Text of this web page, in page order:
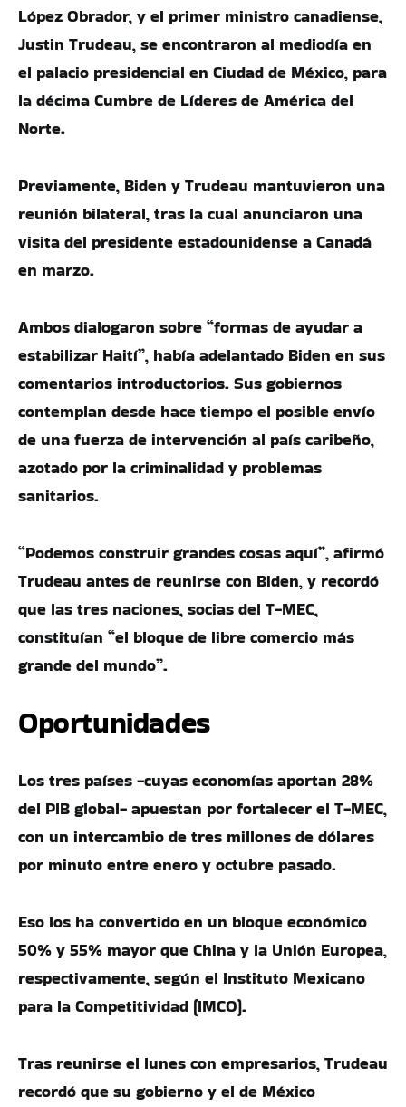
López Obrador, y el primer ministro canadiense,
Justin Trudeau, se encontraron al mediodía en
el palacio presidencial en Ciudad de México, para
la décima Cumbre de Líderes de América del
Norte.
Previamente, Biden y Trudeau mantuvieron una
reunión bilateral, tras la cual anunciaron una
visita del presidente estadounidense a Canadá
en marzo.
Ambos dialogaron sobre “formas de ayudar a
estabilizar Haití”, había adelantado Biden en sus
comentarios introductorios. Sus gobiernos
contemplan desde hace tiempo el posible envío
de una fuerza de intervención al país caribeño,
azotado por la criminalidad y problemas
sanitarios.
“Podemos construir grandes cosas aquí”, afirmó
Trudeau antes de reunirse con Biden, y recordó
que las tres naciones, socias del T-MEC,
constituían “el bloque de libre comercio más
grande del mundo”.
Oportunidades
Los tres países -cuyas economías aportan 28%
del PIB global- apuestan por fortalecer el T-MEC,
con un intercambio de tres millones de dólares
por minuto entre enero y octubre pasado.
Eso los ha convertido en un bloque económico
50% y 55% mayor que China y la Unión Europea,
respectivamente, según el Instituto Mexicano
para la Competitividad (IMCO).
Tras reunirse el lunes con empresarios, Trudeau
recordó que su gobierno y el de México